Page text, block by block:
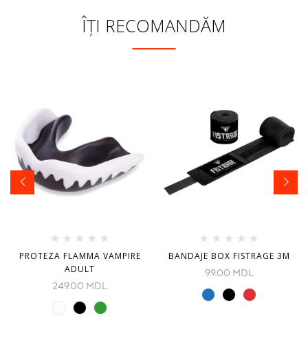
ÎȚI RECOMANDĂM
PROTEZA FLAMMA VAMPIRE
ADULT
249.00 MDL
BANDAJE BOX FISTRAGE 3M
99.00 MDL